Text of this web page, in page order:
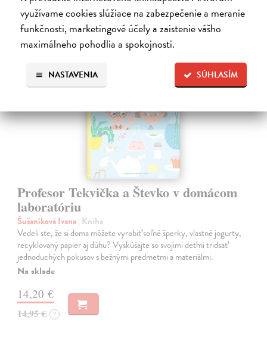
využívame cookies slúžiace na zabezpečenie a meranie
funkčnosti, marketingové účely a zaistenie vášho
maximálneho pohodlia a spokojnosti.
SÚHLASÍM
NASTAVENIA
28,90 €
na sklade
Profesor Tekvička a Števko v domácom
laboratóriu
Šušaníková Ivana| Kniha
Vedeli ste, že si doma môžete vyrobiť soľné šperky, vlastné jogurty,
recyklovaný papier aj dúhu? Vyskúšajte so svojimi deťmi tridsať
jednoduchých pokusov s bežnými predmetmi a materiálmi.
Na sklade
14,20 €
14,95 € ?